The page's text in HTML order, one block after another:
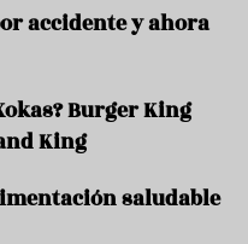
accidente y ahora
Burger King
King
saludable